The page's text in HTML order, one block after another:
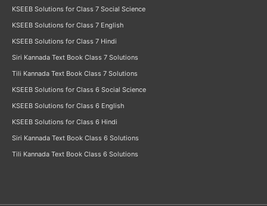
KSEEB Solutions for Class 7 Social Science
KSEEB Solutions for Class 7 English
KSEEB Solutions for Class 7 Hindi
Siri Kannada Text Book Class 7 Solutions
Tili Kannada Text Book Class 7 Solutions
KSEEB Solutions for Class 6 Social Science
KSEEB Solutions for Class 6 English
KSEEB Solutions for Class 6 Hindi
Siri Kannada Text Book Class 6 Solutions
Tili Kannada Text Book Class 6 Solutions